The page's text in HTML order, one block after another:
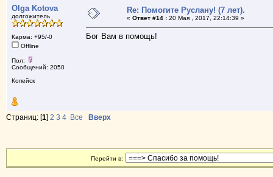
Olga Kotova
долгожитель
Карма: +95/-0
Offline
Пол:
Сообщений: 2050
Копейск
Re: Помогите Руслану! (7 лет).
« Ответ #14 :20 Мая , 2017, 22:14:39 »
Бог Вам в помощь!
Страниц: [1] 2 3 4 Все Вверх
Перейти в: